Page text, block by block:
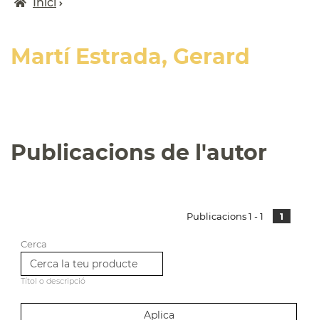
Fil
Martí Estrada, Gerard
Publicacions de l'autor
Publicacions 1 - 1 1
Cerca
Títol o descripció